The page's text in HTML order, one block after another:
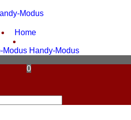
Modus
Home
Modus Handy-Modus
0